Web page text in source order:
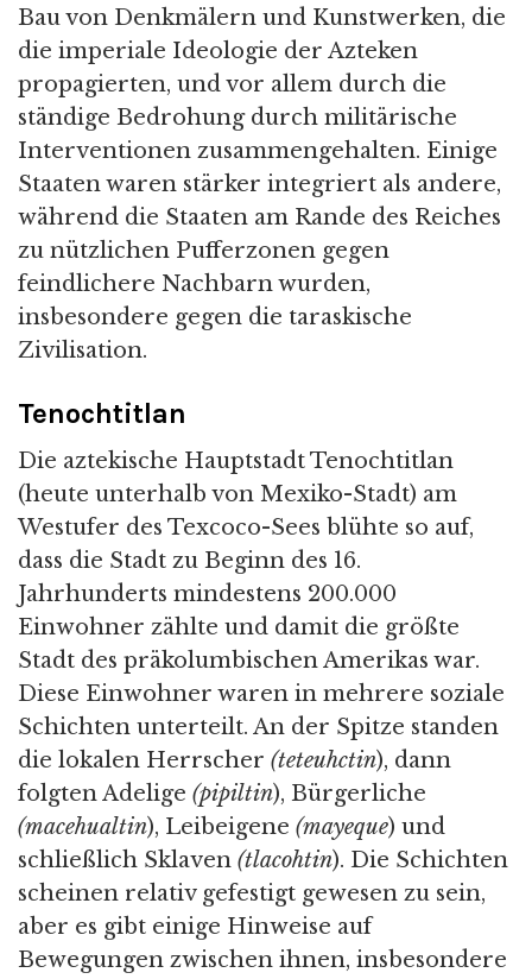
Bau von Denkmälern und Kunstwerken, die
die imperiale Ideologie der Azteken
propagierten, und vor allem durch die
ständige Bedrohung durch militärische
Interventionen zusammengehalten. Einige
Staaten waren stärker integriert als andere,
während die Staaten am Rande des Reiches
zu nützlichen Pufferzonen gegen
feindlichere Nachbarn wurden,
insbesondere gegen die taraskische
Zivilisation.
Tenochtitlan
Die aztekische Hauptstadt Tenochtitlan
(heute unterhalb von Mexiko-Stadt) am
Westufer des Texcoco-Sees blühte so auf,
dass die Stadt zu Beginn des 16.
Jahrhunderts mindestens 200.000
Einwohner zählte und damit die größte
Stadt des präkolumbischen Amerikas war.
Diese Einwohner waren in mehrere soziale
Schichten unterteilt. An der Spitze standen
die lokalen Herrscher (teteuhctin), dann
folgten Adelige (pipiltin), Bürgerliche
(macehualtin), Leibeigene (mayeque) und
schließlich Sklaven (tlacohtin). Die Schichten
scheinen relativ gefestigt gewesen zu sein,
aber es gibt einige Hinweise auf
Bewegungen zwischen ihnen, insbesondere